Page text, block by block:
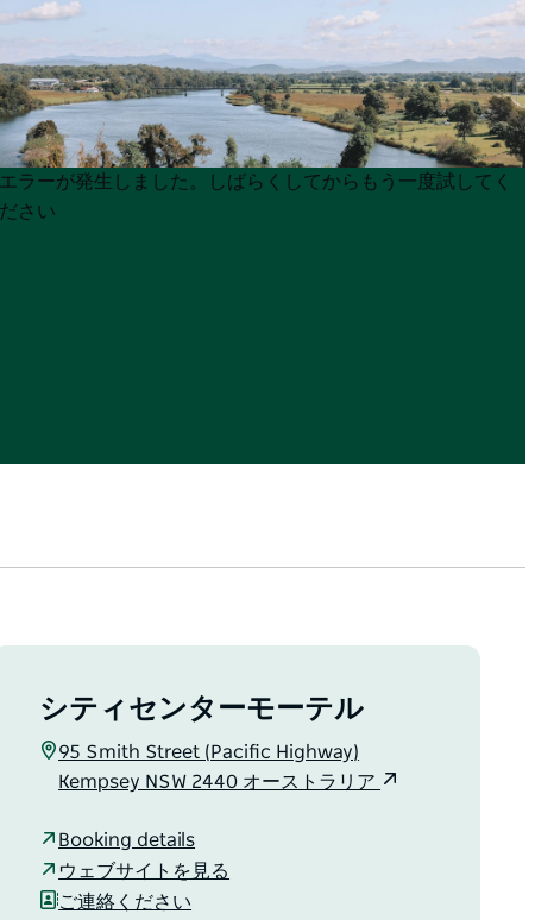
エラーが発生しました。しばらくしてからもう一度試してく
ださい
シティセンターモーテル
95 Smith Street (Pacific Highway)
Kempsey NSW 2440 オーストラリア
Booking details
ウェブサイトを見る
ご連絡ください